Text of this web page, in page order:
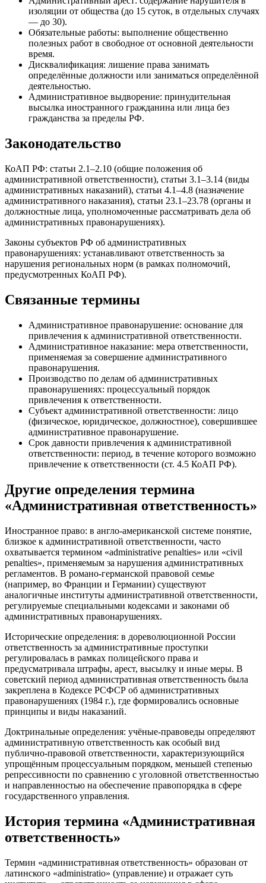
изоляции от общества (до 15 суток, в отдельных случаях
— до 30).
Обязательные работы: выполнение общественно
полезных работ в свободное от основной деятельности
время.
Дисквалификация: лишение права занимать
определённые должности или заниматься определённой
деятельностью.
Административное выдворение: принудительная
высылка иностранного гражданина или лица без
гражданства за пределы РФ.
Законодательство
КоАП РФ: статьи 2.1–2.10 (общие положения об
административной ответственности), статьи 3.1–3.14 (виды
административных наказаний), статьи 4.1–4.8 (назначение
административного наказания), статьи 23.1–23.78 (органы и
должностные лица, уполномоченные рассматривать дела об
административных правонарушениях).
Законы субъектов РФ об административных
правонарушениях: устанавливают ответственность за
нарушения региональных норм (в рамках полномочий,
предусмотренных КоАП РФ).
Связанные термины
Административное правонарушение: основание для
привлечения к административной ответственности.
Административное наказание: мера ответственности,
применяемая за совершение административного
правонарушения.
Производство по делам об административных
правонарушениях: процессуальный порядок
привлечения к ответственности.
Субъект административной ответственности: лицо
(физическое, юридическое, должностное), совершившее
административное правонарушение.
Срок давности привлечения к административной
ответственности: период, в течение которого возможно
привлечение к ответственности (ст. 4.5 КоАП РФ).
Другие определения термина
«Административная ответственность»
Иностранное право: в англо‑американской системе понятие,
близкое к административной ответственности, часто
охватывается термином «administrative penalties» или «civil
penalties», применяемым за нарушения административных
регламентов. В романо‑германской правовой семье
(например, во Франции и Германии) существуют
аналогичные институты административной ответственности,
регулируемые специальными кодексами и законами об
административных правонарушениях.
Исторические определения: в дореволюционной России
ответственность за административные проступки
регулировалась в рамках полицейского права и
предусматривала штрафы, арест, высылку и иные меры. В
советский период административная ответственность была
закреплена в Кодексе РСФСР об административных
правонарушениях (1984 г.), где формировались основные
принципы и виды наказаний.
Доктринальные определения: учёные‑правоведы определяют
административную ответственность как особый вид
публично‑правовой ответственности, характеризующийся
упрощённым процессуальным порядком, меньшей степенью
репрессивности по сравнению с уголовной ответственностью
и направленностью на обеспечение правопорядка в сфере
государственного управления.
История термина «Административная
ответственность»
Термин «административная ответственность» образован от
латинского «administratio» (управление) и отражает суть